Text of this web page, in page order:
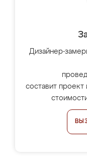
Дизайнер-
составит проект